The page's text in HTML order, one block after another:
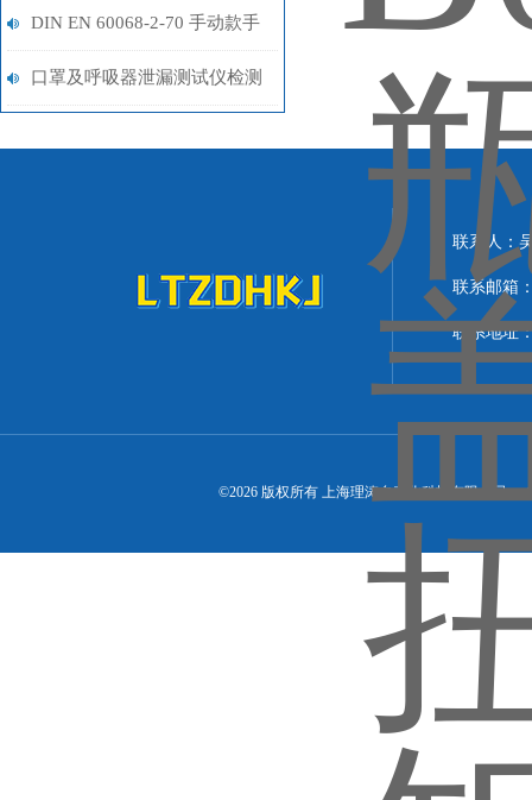
扭矩测试仪 产品特点
DIN EN 60068-2-70 手动款手
指磨耗测试仪 测试原理
口罩及呼吸器泄漏测试仪检测
联系人：
联系邮箱
联系地址
©2026 版权所有 上海理涛自动化科技有限公司